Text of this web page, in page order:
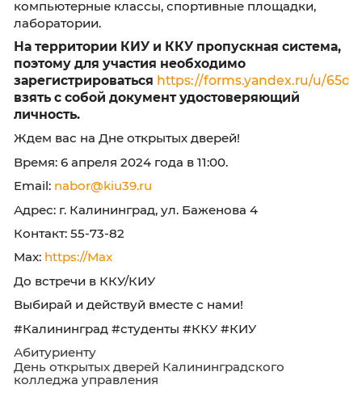
На дне открытых дверей есть возможность
все интересующие вас вопросы. Вопросы
касаться наличия аккредитации и лицензии
право ведения образовательной
условий обучения, проходного балла,
вступительных испытаний, платы за
процесса зачисления.
Важно также узнать про материально-
базу –ЭИОС, библиотеку, читальные залы,
компьютерные классы, спортивные
лаборатории.
На территории КИУ и ККУ пропускная
поэтому для участия необходимо
зарегистрироваться
https://
взять с собой документ удостоверяющий
личность.
Ждем вас на Дне открытых дверей!